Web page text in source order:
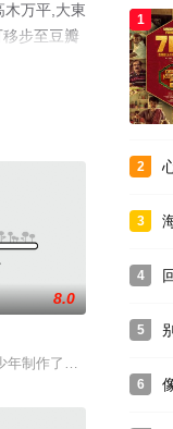
木万平,大東
步至豆瓣
盘。制片人、导演、
子罗比（迈克尔·坎皮恩
to the hit
8.0
年制作了一部有关双亲的
1
2
3
4
5
6